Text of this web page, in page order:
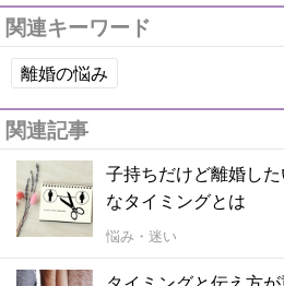
関連キーワード
離婚の悩み
関連記事
子持ちだけど離婚し
なタイミングとは
悩み・迷い